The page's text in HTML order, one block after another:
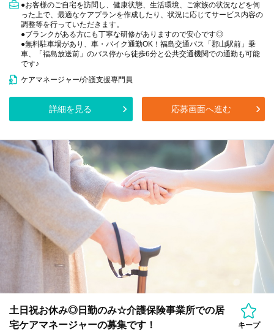
●お客様のご自宅を訪問し、健康状態、生活環境、ご家族の状況などを伺
った上で、最適なケアプランを作成したり、状況に応じてサービス内容の
調整等を行っていただきます。
●ブランクがある方にも丁寧な研修がありますので安心です◎
●無料駐車場があり、車・バイク通勤OK！福島交通バス「郡山駅前」乗
車、「福島放送前」のバス停から徒歩6分と公共交通機関での通勤も可能
です♪
ケアマネージャー/介護支援専門員
詳細を見る 応募画面へ進む
土日祝お休み◎日勤のみ☆介護保険事業所での居
宅ケアマネージャーの募集です！
キープ